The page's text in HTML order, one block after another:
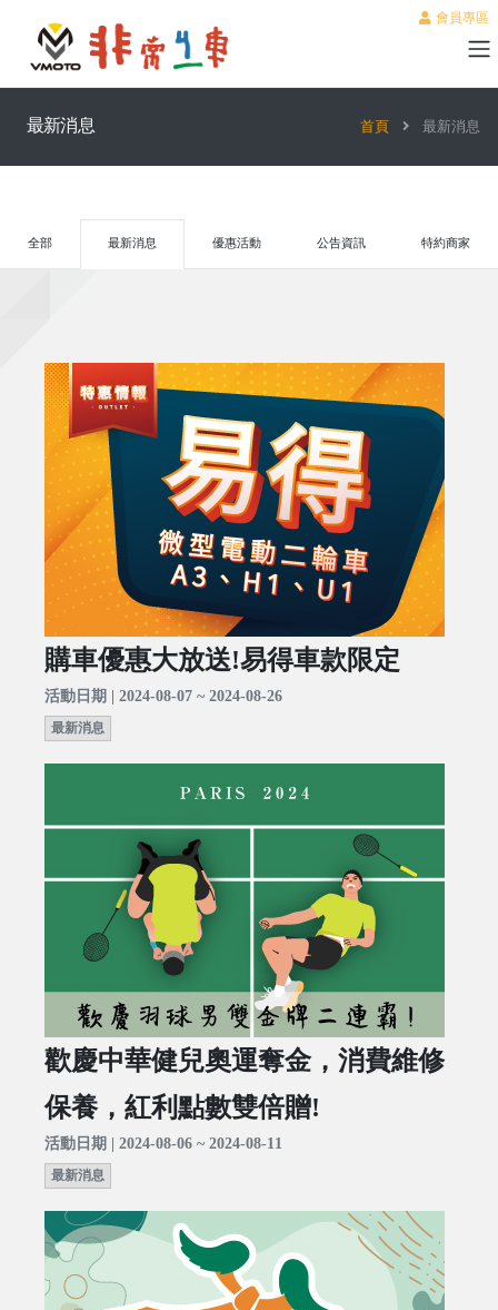
會員專區
最新消息 首頁 最新消息
全部 最新消息 優惠活動 公告資訊 特約商家
購車優惠大放送!易得車款限定
活動日期 | 2024-08-07 ~ 2024-08-26
最新消息
歡慶中華健兒奧運奪金，消費維修
保養，紅利點數雙倍贈!
活動日期 | 2024-08-06 ~ 2024-08-11
最新消息